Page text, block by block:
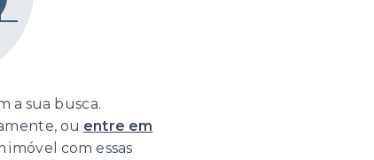
a sua busca.
ou entre em
imóvel com essas